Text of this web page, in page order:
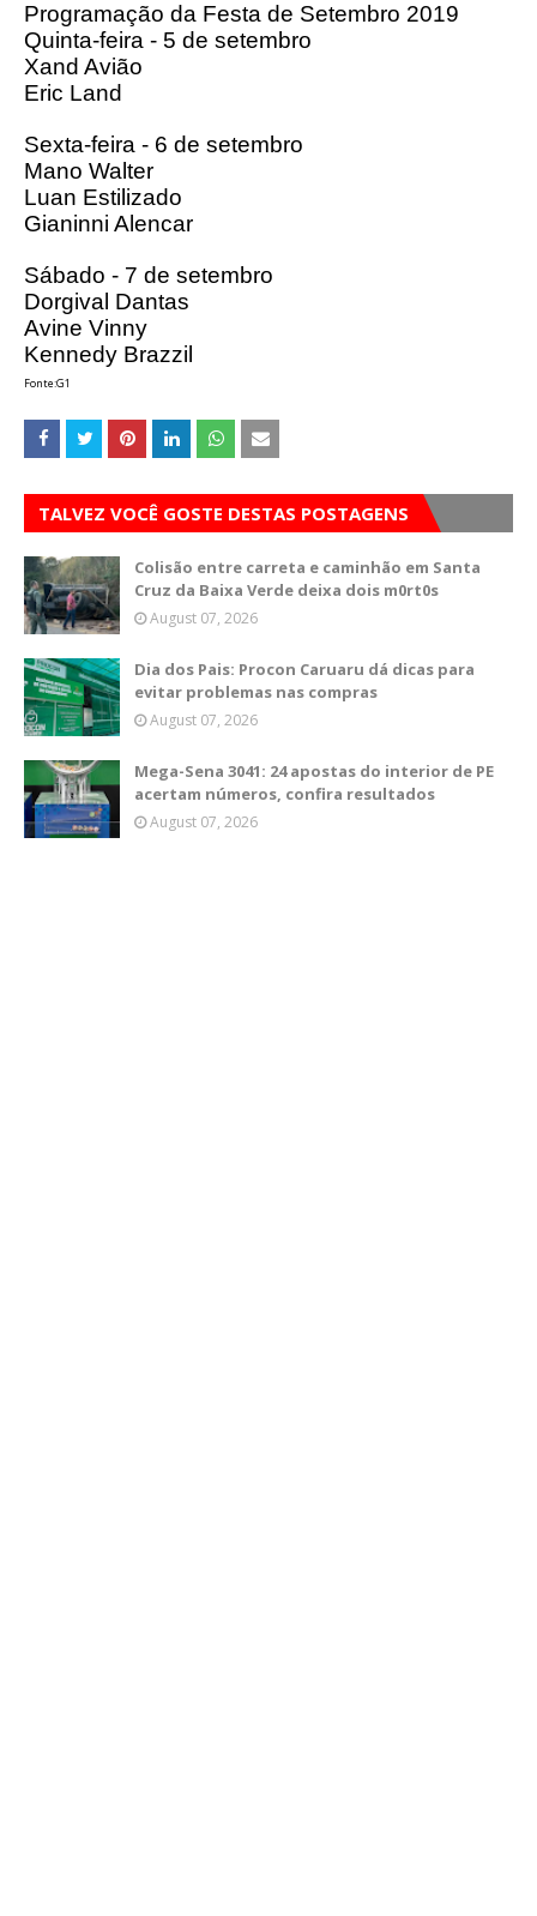
Programação da Festa de Setembro 2019
Quinta-feira - 5 de setembro
Xand Avião
Eric Land
Sexta-feira - 6 de setembro
Mano Walter
Luan Estilizado
Gianinni Alencar
Sábado - 7 de setembro
Dorgival Dantas
Avine Vinny
Kennedy Brazzil
Fonte:G1
TALVEZ VOCÊ GOSTE DESTAS POSTAGENS
Colisão entre carreta e caminhão em Santa
Cruz da Baixa Verde deixa dois m0rt0s
August 07, 2026
Dia dos Pais: Procon Caruaru dá dicas para
evitar problemas nas compras
August 07, 2026
Mega-Sena 3041: 24 apostas do interior de PE
acertam números, confira resultados
August 07, 2026